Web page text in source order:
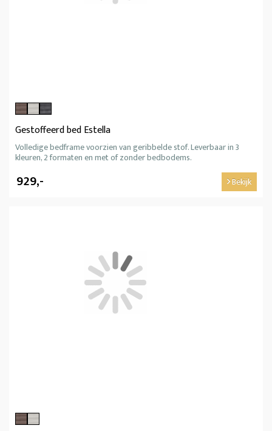
Gestoffeerd bed Estella
Volledige bedframe voorzien van geribbelde stof. Leverbaar in 3
kleuren, 2 formaten en met of zonder bedbodems.
929,- Bekijk